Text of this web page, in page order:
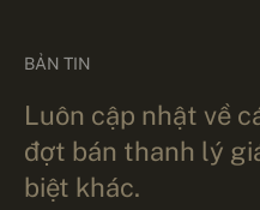
BẢN TIN
Luôn cập nhật về
đợt bán thanh lý
biệt khác.